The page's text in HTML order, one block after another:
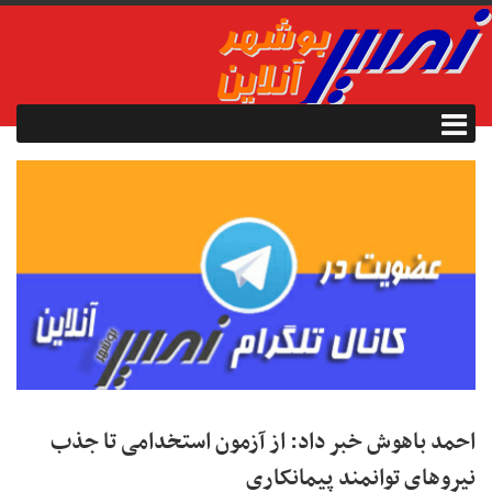
احمد باهوش خبر داد: از آزمون استخدامی تا جذب
نیروهای توانمند پیمانکاری